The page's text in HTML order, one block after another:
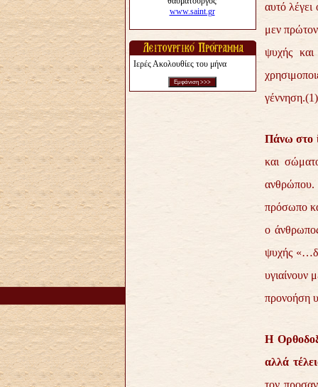
Ιερές Ακολουθίες του μήνα
αυτό
μεν
ψυχής
Πάνω στο
και
ανθρώπου.
πρόσωπο
ο
ψυχής
υγιαίνουν
προνοήση
Η
αλλά
τον